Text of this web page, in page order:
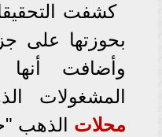
كشفت
بحوزتها على
وأضافت
المشغولات
محلات الذهب